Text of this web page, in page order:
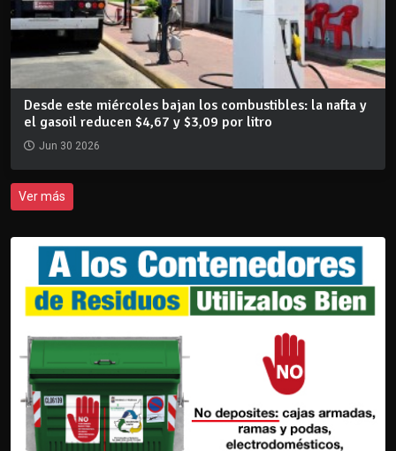
Desde este miércoles bajan los combustibles: la nafta y
el gasoil reducen $4,67 y $3,09 por litro
Jun 30 2026
Ver más